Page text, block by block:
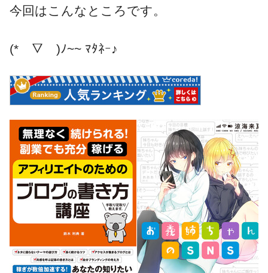
今回はこんなところです。
(*￣▽￣)ﾉ~~ ﾏﾀﾈｰ♪